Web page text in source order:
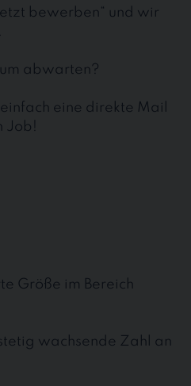
bewerben“ und wir
abwarten?
eine direkte Mail
Job!
Größe im Bereich
wachsende Zahl an